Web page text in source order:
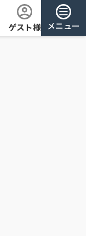
ゲスト様 メニュー